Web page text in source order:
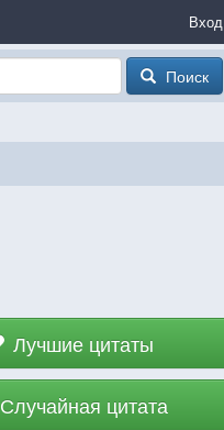
Вход
Поиск
Лучшие цитаты
Случайная цитата